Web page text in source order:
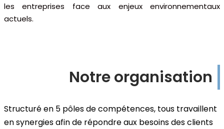
les entreprises face aux enjeux environnementaux
actuels.
Notre organisation
Structuré en 5 pôles de compétences, tous travaillent
en synergies afin de répondre aux besoins des clients